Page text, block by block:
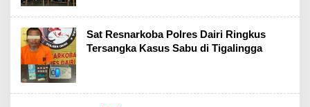
Sat Resnarkoba Polres Dairi Ringkus
Tersangka Kasus Sabu di Tigalingga